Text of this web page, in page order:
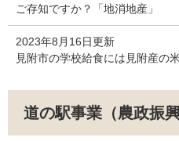
ご存知ですか？「地消地産」
2023年8月16日更新
見附市の学校給食には見附産の
道の駅事業（農政振興